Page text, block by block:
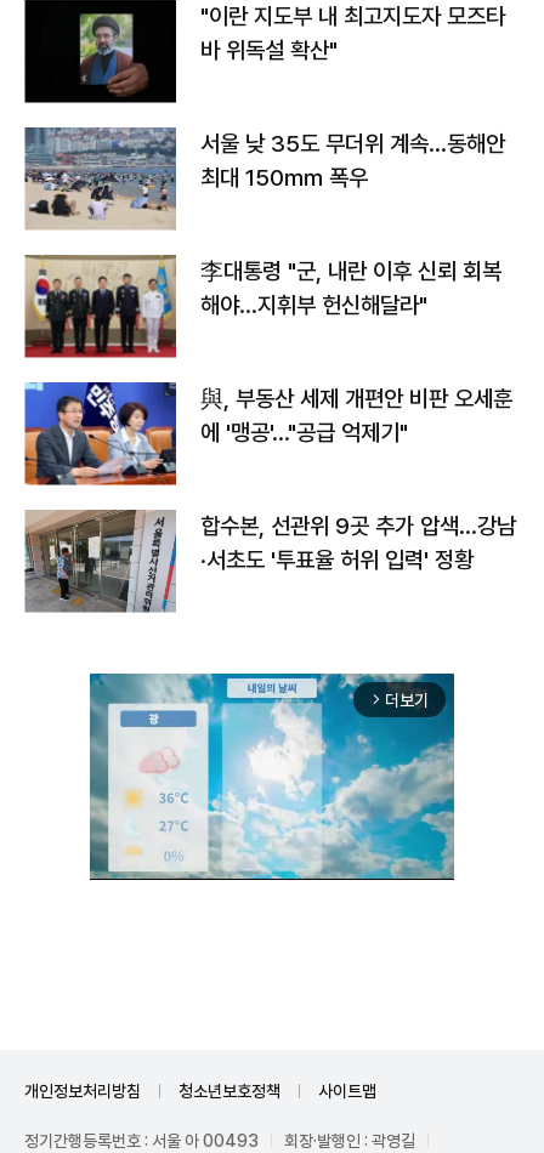
"이란 지도부 내 최고지도자 모즈타
바 위독설 확산"
서울 낮 35도 무더위 계속…동해안
최대 150㎜ 폭우
李대통령 "군, 내란 이후 신뢰 회복
해야…지휘부 헌신해달라"
與, 부동산 세제 개편안 비판 오세훈
에 '맹공'…"공급 억제기"
합수본, 선관위 9곳 추가 압색…강남
·서초도 '투표율 허위 입력' 정황
arrow_forward_ios 더보기
개인정보처리방침 청소년보호정책 사이트맵
정기간행등록번호 : 서울 아 00493 회장·발행인 : 곽영길